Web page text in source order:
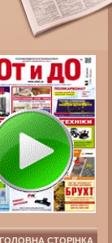
ГОЛОВНА СТОРІНКА